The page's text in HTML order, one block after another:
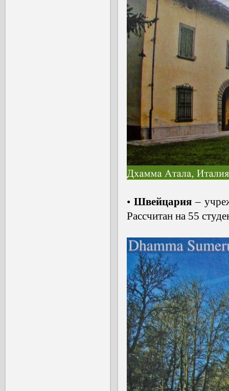
•Швейцария–
Рассчитан на 55